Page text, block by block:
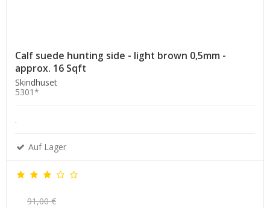
Calf suede hunting side - light brown 0,5mm -
approx. 16 Sqft
Skindhuset
5301*
.
Auf Lager
91,00 €